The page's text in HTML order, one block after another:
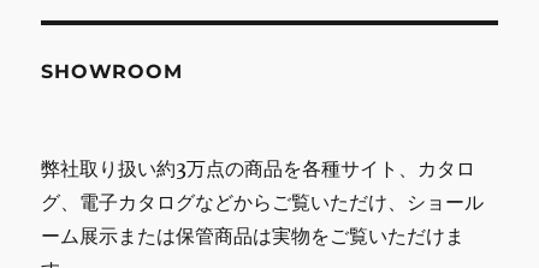
SHOWROOM
弊社取り扱い約3万点の商品を各種サイト、カタロ
グ、電子カタログなどからご覧いただけ、ショール
ーム展示または保管商品は実物をご覧いただけま